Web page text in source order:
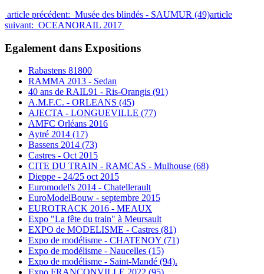
article précédent: Musée des blindés - SAUMUR (49)article
suivant: OCEANORAIL 2017
Egalement dans Expositions
Rabastens 81800
RAMMA 2013 - Sedan
40 ans de RAIL91 - Ris-Orangis (91)
A.M.F.C. - ORLEANS (45)
AJECTA - LONGUEVILLE (77)
AMFC Orléans 2016
Aytré 2014 (17)
Bassens 2014 (73)
Castres - Oct 2015
CITE DU TRAIN - RAMCAS - Mulhouse (68)
Dieppe - 24/25 oct 2015
Euromodel's 2014 - Chatellerault
EuroModelBouw - septembre 2015
EUROTRACK 2016 - MEAUX
Expo "La fête du train" à Meursault
EXPO de MODELISME - Castres (81)
Expo de modélisme - CHATENOY (71)
Expo de modélisme - Naucelles (15)
Expo de modélisme - Saint-Mandé (94).